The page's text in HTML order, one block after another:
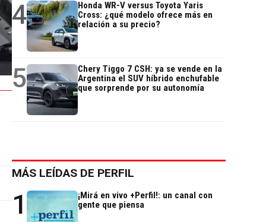
4
Honda WR-V versus Toyota Yaris
Cross: ¿qué modelo ofrece más en
relación a su precio?
5
Chery Tiggo 7 CSH: ya se vende en la
Argentina el SUV híbrido enchufable
que sorprende por su autonomía
MÁS LEÍDAS DE PERFIL
1
¡Mirá en vivo +Perfil!: un canal con
gente que piensa